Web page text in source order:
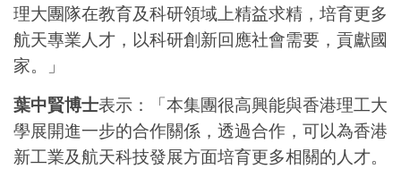
理大團隊在教育及科研領域上精益求精，培育更多
航天專業人才，以科研創新回應社會需要，貢獻國
家。」
葉中賢博士表示：「本集團很高興能與香港理工大
學展開進一步的合作關係，透過合作，可以為香港
新工業及航天科技發展方面培育更多相關的人才。